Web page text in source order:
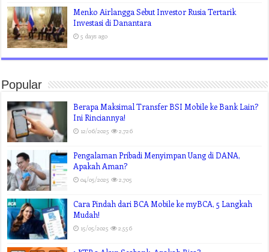
Menko Airlangga Sebut Investor Rusia Tertarik
Investasi di Danantara
5 days ago
Popular
Berapa Maksimal Transfer BSI Mobile ke Bank Lain?
Ini Rinciannya!
12/06/2025 2,726
Pengalaman Pribadi Menyimpan Uang di DANA,
Apakah Aman?
04/05/2025 2,705
Cara Pindah dari BCA Mobile ke myBCA, 5 Langkah
Mudah!
15/05/2025 2,556